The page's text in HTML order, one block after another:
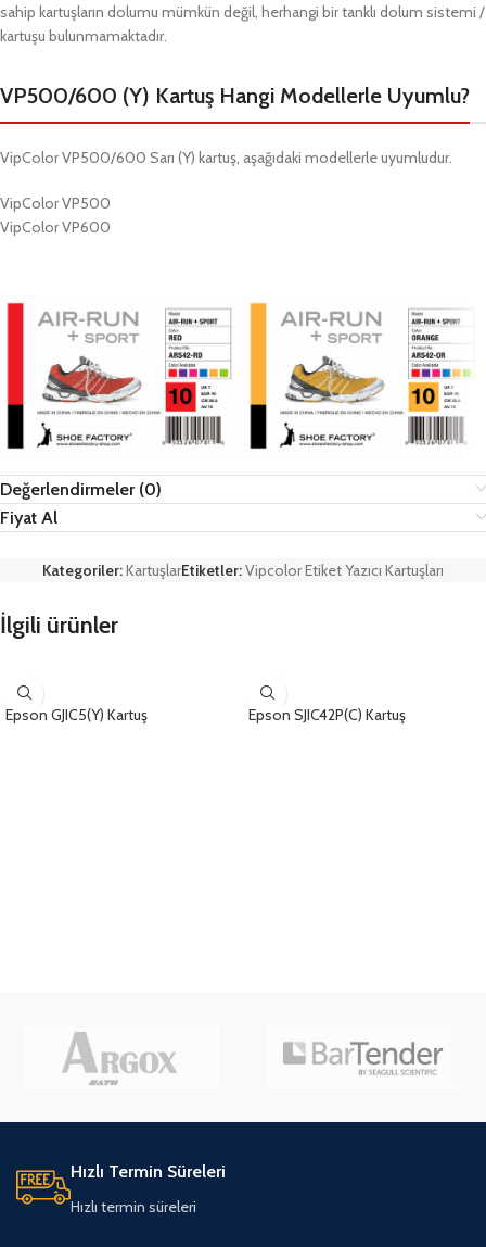
sahip kartuşların dolumu mümkün değil, herhangi bir tanklı dolum sistemi /
kartuşu bulunmamaktadır.
VP500/600 (Y) Kartuş Hangi Modellerle Uyumlu?
VipColor VP500/600 Sarı (Y) kartuş, aşağıdaki modellerle uyumludur.
VipColor VP500
VipColor VP600
Değerlendirmeler (0)
Fiyat Al
Kategoriler:KartuşlarEtiketler:Vipcolor Etiket Yazıcı Kartuşları
İlgili ürünler
Epson GJIC5(Y) Kartuş Epson SJIC42P(C) Kartuş
Hızlı Termin Süreleri
Hızlı termin süreleri